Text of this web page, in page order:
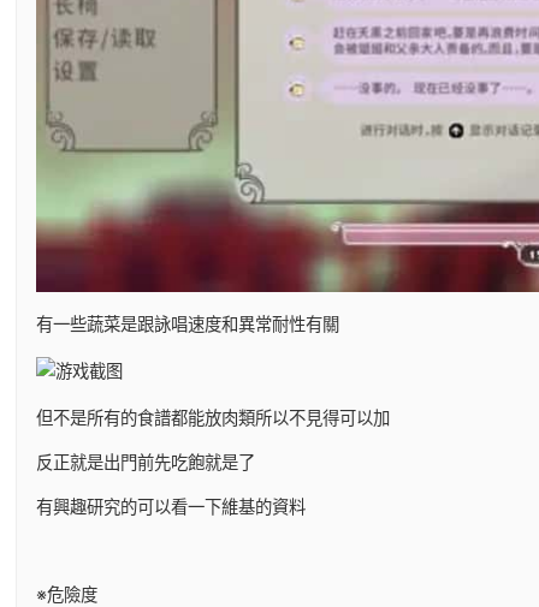
有一些蔬菜是跟詠唱速度和異常耐性有關
但不是所有的食譜都能放肉類所以不見得可以加
反正就是出門前先吃飽就是了
有興趣研究的可以看一下維基的資料
※危險度